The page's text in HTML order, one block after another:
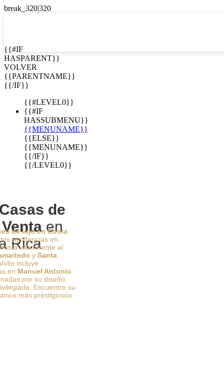

EN
ES
{{#IF
HASPARENT}}
VOLVER
{{PARENTNAME}}
{{/IF}}
{{#LEVEL0}}
{{#IF
HASSUBMENU}}
{{MENUNAME}}
{{ELSE}}
{{MENUNAME}}
{{/IF}}
{{/LEVEL0}}
lujo en
Rica
de
en
Rica
de lujo en Costa
residencias en
villas frente al
y Santa
incluye
en Manuel Antonio
por su diseño,
Encuentre su
más prestigiosos